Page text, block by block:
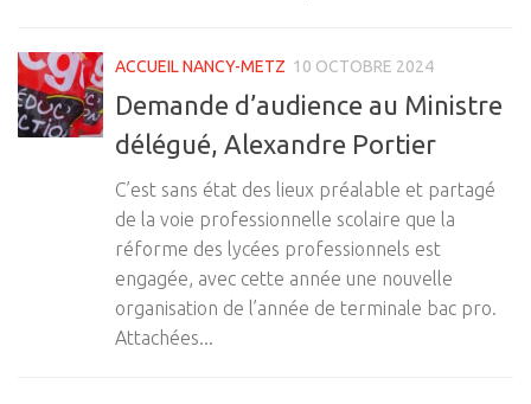
ACCUEIL NANCY-METZ 10 OCTOBRE 2024
Demande d’audience au Ministre
délégué, Alexandre Portier
C’est sans état des lieux préalable et partagé
de la voie professionnelle scolaire que la
réforme des lycées professionnels est
engagée, avec cette année une nouvelle
organisation de l’année de terminale bac pro.
Attachées...